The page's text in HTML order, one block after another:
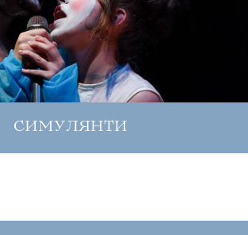
СИМУЛЯНТИ